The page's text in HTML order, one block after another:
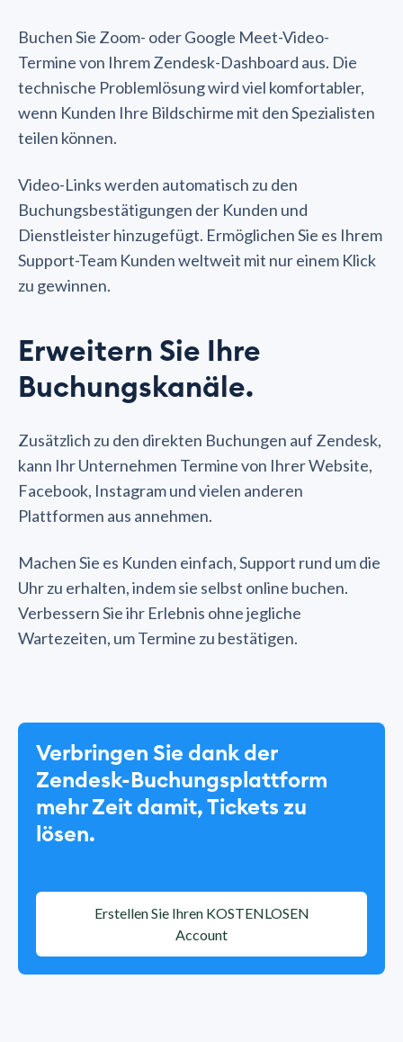
Buchen Sie Zoom- oder Google Meet-Video-
Termine von Ihrem Zendesk-Dashboard aus. Die
technische Problemlösung wird viel komfortabler,
wenn Kunden Ihre Bildschirme mit den Spezialisten
teilen können.
Video-Links werden automatisch zu den
Buchungsbestätigungen der Kunden und
Dienstleister hinzugefügt. Ermöglichen Sie es Ihrem
Support-Team Kunden weltweit mit nur einem Klick
zu gewinnen.
Erweitern Sie Ihre
Buchungskanäle.
Zusätzlich zu den direkten Buchungen auf Zendesk,
kann Ihr Unternehmen Termine von Ihrer Website,
Facebook, Instagram und vielen anderen
Plattformen aus annehmen.
Machen Sie es Kunden einfach, Support rund um die
Uhr zu erhalten, indem sie selbst online buchen.
Verbessern Sie ihr Erlebnis ohne jegliche
Wartezeiten, um Termine zu bestätigen.
Verbringen Sie dank der
Zendesk-Buchungsplattform
mehr Zeit damit, Tickets zu
lösen.
Erstellen Sie Ihren KOSTENLOSEN
Account